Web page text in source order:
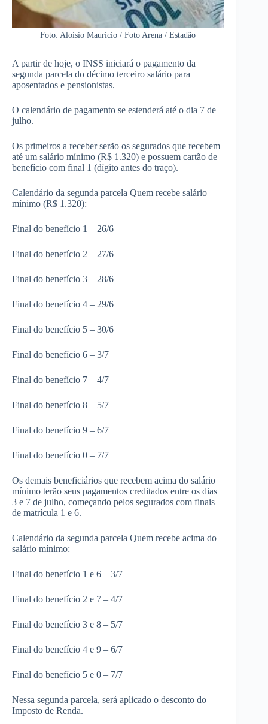
Foto: Aloisio Mauricio / Foto Arena / Estadão
A partir de hoje, o INSS iniciará o pagamento da
segunda parcela do décimo terceiro salário para
aposentados e pensionistas.
O calendário de pagamento se estenderá até o dia 7 de
julho.
Os primeiros a receber serão os segurados que recebem
até um salário mínimo (R$ 1.320) e possuem cartão de
benefício com final 1 (dígito antes do traço).
Calendário da segunda parcela Quem recebe salário
mínimo (R$ 1.320):
Final do benefício 1 – 26/6
Final do benefício 2 – 27/6
Final do benefício 3 – 28/6
Final do benefício 4 – 29/6
Final do benefício 5 – 30/6
Final do benefício 6 – 3/7
Final do benefício 7 – 4/7
Final do benefício 8 – 5/7
Final do benefício 9 – 6/7
Final do benefício 0 – 7/7
Os demais beneficiários que recebem acima do salário
mínimo terão seus pagamentos creditados entre os dias
3 e 7 de julho, começando pelos segurados com finais
de matrícula 1 e 6.
Calendário da segunda parcela Quem recebe acima do
salário mínimo:
Final do benefício 1 e 6 – 3/7
Final do benefício 2 e 7 – 4/7
Final do benefício 3 e 8 – 5/7
Final do benefício 4 e 9 – 6/7
Final do benefício 5 e 0 – 7/7
Nessa segunda parcela, será aplicado o desconto do
Imposto de Renda.